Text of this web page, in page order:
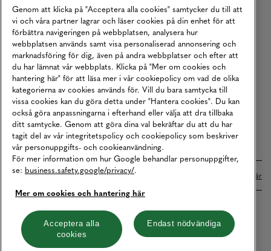
Köpvillkor
Karriär
Vårt Ansvar
Våra Tjänster
Press
Studentrabatt
B2B
Tillgänglighetsredogörelse
Betalningar online sköts i samarbete med Klarna. Läs mer här
Cookies Integritetspolicy
Hantera cookies
Genom att klicka på "Acceptera alla cookies" samtycker du till att
vi och våra partner lagrar och läser cookies på din enhet för att
förbättra navigeringen på webbplatsen, analysera hur
webbplatsen används samt visa personaliserad annonsering och
marknadsföring för dig, även på andra webbplatser och efter att
du har lämnat vår webbplats. Klicka på "Mer om cookies och
hantering här" för att läsa mer i vår cookiepolicy om vad de olika
kategorierna av cookies används för. Vill du bara samtycka till
vissa cookies kan du göra detta under "Hantera cookies". Du kan
också göra anpassningarna i efterhand eller välja att dra tillbaka
ditt samtycke. Genom att göra dina val bekräftar du att du har
tagit del av vår integritetspolicy och cookiepolicy som beskriver
vår personuppgifts- och cookieanvändning.
För mer information om hur Google behandlar personuppgifter,
se: business.safety.google/privacy/.
Mer om cookies och hantering här
Acceptera alla
cookies
Endast nödvändiga